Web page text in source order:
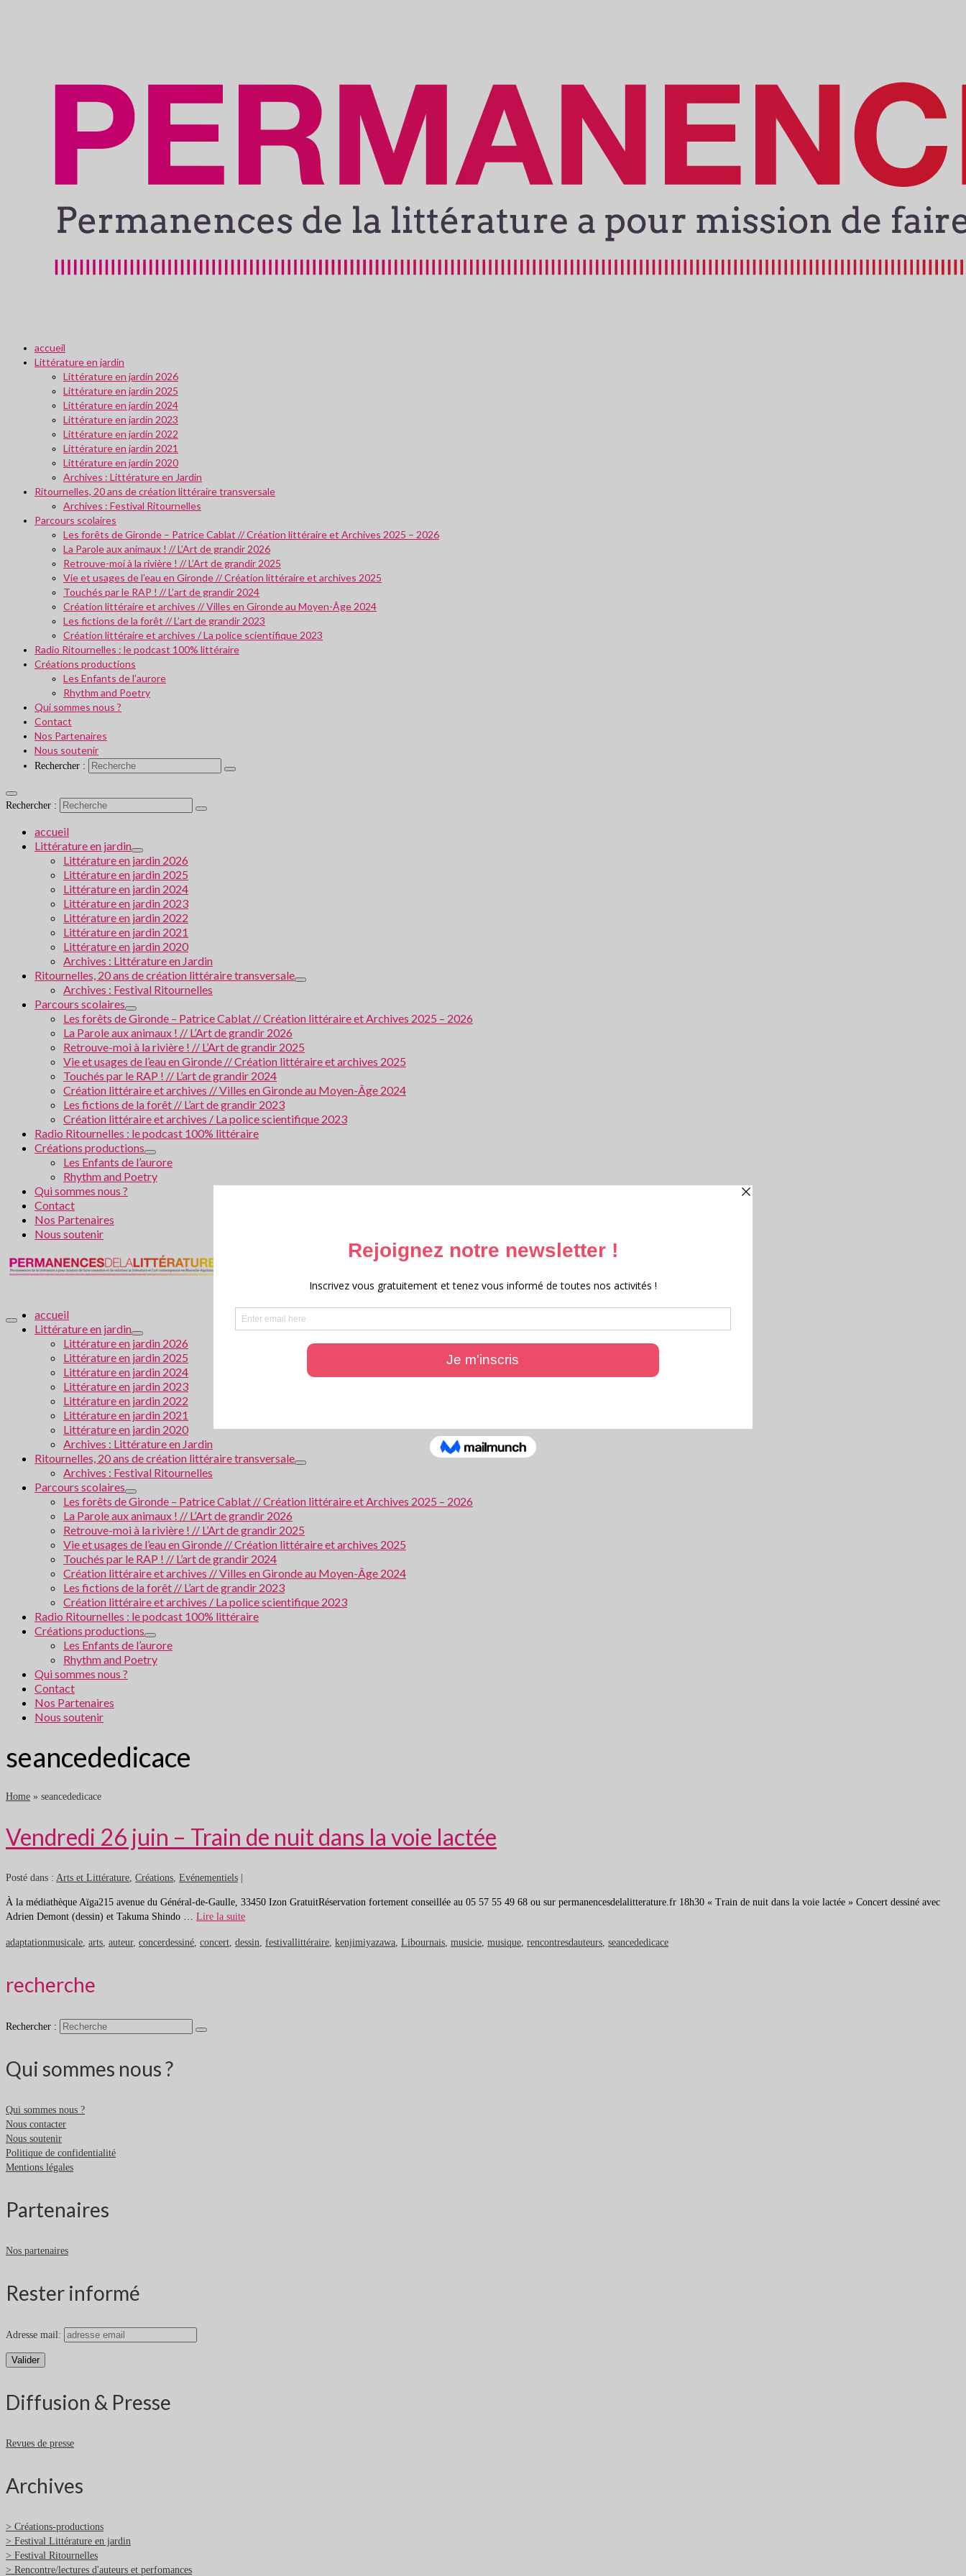
accueil
Littérature en jardin
Littérature en jardin 2026
Littérature en jardin 2025
Littérature en jardin 2024
Littérature en jardin 2023
Littérature en jardin 2022
Littérature en jardin 2021
Littérature en jardin 2020
Archives : Littérature en Jardin
Ritournelles, 20 ans de création littéraire transversale
Archives : Festival Ritournelles
Parcours scolaires
Les forêts de Gironde – Patrice Cablat // Création littéraire et Archives 2025 – 2026
La Parole aux animaux ! // L’Art de grandir 2026
Retrouve-moi à la rivière ! // L’Art de grandir 2025
Vie et usages de l’eau en Gironde // Création littéraire et archives 2025
Touchés par le RAP ! // L’art de grandir 2024
Création littéraire et archives // Villes en Gironde au Moyen-Âge 2024
Les fictions de la forêt // L’art de grandir 2023
Création littéraire et archives / La police scientifique 2023
Radio Ritournelles : le podcast 100% littéraire
Créations productions
Les Enfants de l’aurore
Rhythm and Poetry
Qui sommes nous ?
Contact
Nos Partenaires
Nous soutenir
Rechercher :
Rechercher :
accueil
Littérature en jardin
Littérature en jardin 2026
Littérature en jardin 2025
Littérature en jardin 2024
Littérature en jardin 2023
Littérature en jardin 2022
Littérature en jardin 2021
Littérature en jardin 2020
Archives : Littérature en Jardin
Ritournelles, 20 ans de création littéraire transversale
Archives : Festival Ritournelles
Parcours scolaires
Les forêts de Gironde – Patrice Cablat // Création littéraire et Archives 2025 – 2026
La Parole aux animaux ! // L’Art de grandir 2026
Retrouve-moi à la rivière ! // L’Art de grandir 2025
Vie et usages de l’eau en Gironde // Création littéraire et archives 2025
Touchés par le RAP ! // L’art de grandir 2024
Création littéraire et archives // Villes en Gironde au Moyen-Âge 2024
Les fictions de la forêt // L’art de grandir 2023
Création littéraire et archives / La police scientifique 2023
Radio Ritournelles : le podcast 100% littéraire
Créations productions
Les Enfants de l’aurore
Rhythm and Poetry
Qui sommes nous ?
Contact
Nos Partenaires
Nous soutenir
accueil
Littérature en jardin
Littérature en jardin 2026
Littérature en jardin 2025
Littérature en jardin 2024
Littérature en jardin 2023
Littérature en jardin 2022
Littérature en jardin 2021
Littérature en jardin 2020
Archives : Littérature en Jardin
Ritournelles, 20 ans de création littéraire transversale
Archives : Festival Ritournelles
Parcours scolaires
Les forêts de Gironde – Patrice Cablat // Création littéraire et Archives 2025 – 2026
La Parole aux animaux ! // L’Art de grandir 2026
Retrouve-moi à la rivière ! // L’Art de grandir 2025
Vie et usages de l’eau en Gironde // Création littéraire et archives 2025
Touchés par le RAP ! // L’art de grandir 2024
Création littéraire et archives // Villes en Gironde au Moyen-Âge 2024
Les fictions de la forêt // L’art de grandir 2023
Création littéraire et archives / La police scientifique 2023
Radio Ritournelles : le podcast 100% littéraire
Créations productions
Les Enfants de l’aurore
Rhythm and Poetry
Qui sommes nous ?
Contact
Nos Partenaires
Nous soutenir
seancededicace
Home » seancededicace
Vendredi 26 juin – Train de nuit dans la voie lactée
Posté dans : Arts et Littérature, Créations, Evénementiels
À la médiathèque Aïga215 avenue du Général-de-Gaulle, 33450 Izon GratuitRéservation fortement conseillée au 05 57 55 49 68 ou sur permanencesdelalitterature.fr 18h30 « Train de nuit dans la voie lactée » Concert dessiné avec
Adrien Demont (dessin) et Takuma Shindo … Lire la suite
adaptationmusicale, arts, auteur, concerdessiné, concert, dessin, festivallittéraire, kenjimiyazawa, Libournais, musicie, musique, rencontresdauteurs, seancededicace
recherche
Rechercher :
Qui sommes nous ?
Qui sommes nous ?
Nous contacter
Nous soutenir
Politique de confidentialité
Mentions légales
Partenaires
Nos partenaires
Rester informé
Adresse mail:
Diffusion & Presse
Revues de presse
Archives
> Créations-productions
> Festival Littérature en jardin
> Festival Ritournelles
> Rencontre/lectures d'auteurs et perfomances